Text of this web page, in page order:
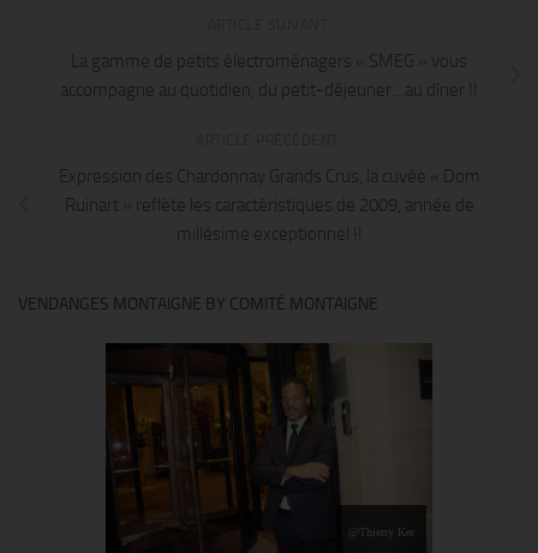
La gamme de petits électroménagers « SMEG » vous
accompagne au quotidien, du petit-déjeuner…au dîner !!
Expression des Chardonnay Grands Crus, la cuvée « Dom
Ruinart » reflète les caractéristiques de 2009, année de
millésime exceptionnel !!
VENDANGES MONTAIGNE BY COMITÉ MONTAIGNE
@Thierry Ker